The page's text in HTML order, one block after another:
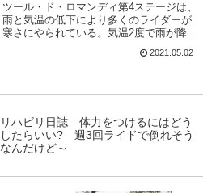
ツール・ド・ロマンディ第4ステージは、
雨と気温の低下により多くのライダーが
寒さにやられている。気温2度で雨が降っ
ていては通常は寒すぎて走れるものでは
ないだろう。頂上付近では雪も降ってい
2021.05.02
リハビリ日誌 体力をつけるにはどう
したらいい? 週3回ライドで倒れそう
なんだけど～